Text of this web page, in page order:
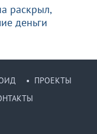
раскрыл,
деньги
ПРОЕКТЫ